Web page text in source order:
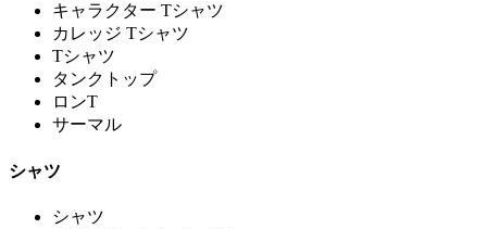
キャラクター Tシャツ
カレッジ Tシャツ
Tシャツ
タンクトップ
ロンT
サーマル
シャツ
シャツ